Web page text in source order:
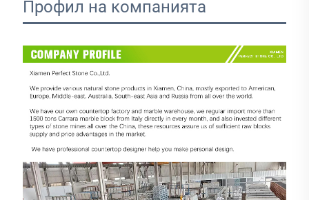
Профил на компанията